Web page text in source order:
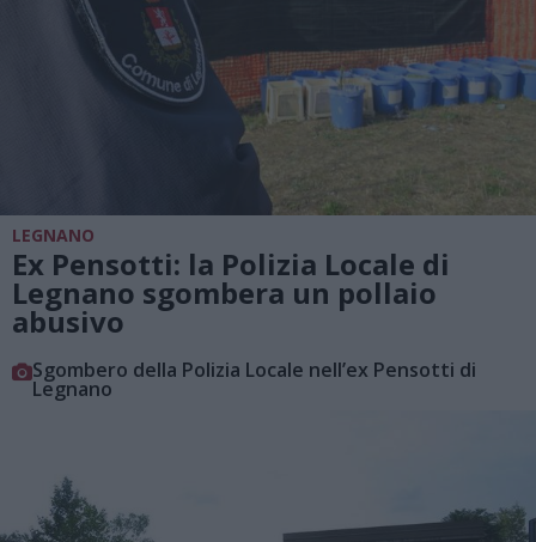
LEGNANO
Ex Pensotti: la Polizia Locale di
Legnano sgombera un pollaio
abusivo
Sgombero della Polizia Locale nell’ex Pensotti di
Legnano